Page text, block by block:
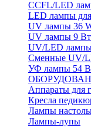
CCFL/LED
LED лампы
UV лампы 36
UV лампы 9 Вт
UV/LED
Сменные UV/
УФ лампы 54
Аппараты для
Кресла
Лампы
Лампы-лупы